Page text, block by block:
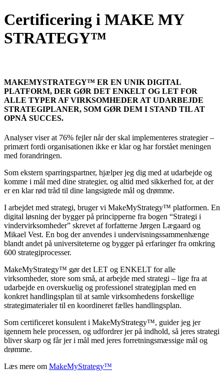
Certificering i MAKE MY
STRATEGY™
MAKEMYSTRATEGY™ ER EN UNIK DIGITAL
PLATFORM, DER GØR DET ENKELT OG LET FOR
ALLE TYPER AF VIRKSOMHEDER AT UDARBEJDE
STRATEGIPLANER, SOM GØR DEM I STAND TIL AT
OPNÅ SUCCES.
Analyser viser at 76% fejler når der skal implementeres strategier –
primært fordi organisationen ikke er klar og har forstået meningen
med forandringen.
Som ekstern sparringspartner, hjælper jeg dig med at udarbejde og
komme i mål med dine strategier, og altid med sikkerhed for, at der
er en klar rød tråd til dine langsigtede mål og drømme.
I arbejdet med strategi, bruger vi MakeMyStrategy™ platformen. En
digital løsning der bygger på principperne fra bogen “Strategi i
vindervirksomheder” skrevet af forfatterne Jørgen Lægaard og
Mikael Vest. En bog der anvendes i undervisningssammenhænge
blandt andet på universiteterne og bygger på erfaringer fra omkring
600 strategiprocesser.
MakeMyStrategy™ gør det LET og ENKELT for alle
virksomheder, store som små, at arbejde med strategi – lige fra at
udarbejde en overskuelig og professionel strategiplan med en
konkret handlingsplan til at samle virksomhedens forskellige
strategimaterialer til en koordineret fælles handlingsplan.​
Som certificeret konsulent i MakeMyStrategy™, guider jeg jer
igennem hele processen, og udfordrer jer på indhold, så jeres strategi
bliver skarp og får jer i mål med jeres forretningsmæssige mål og
drømme.
Læs mere om MakeMyStrategy™